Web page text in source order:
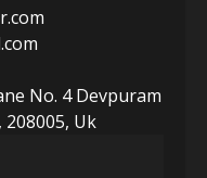
No. 4 Devpuram
Uk